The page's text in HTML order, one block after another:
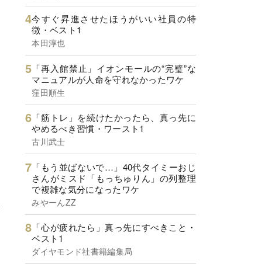
今すぐ昇進させたほうがいい社員の特
徴・ベスト1
本田淳也
「再入館禁止」イオンモールの“完璧”な
マニュアルが人命を守れなかったワケ
窪田順生
「筋トレ」を続けたかったら、真っ先に
やめるべき習慣・ワースト1
古川武士
「もう並ばないで…」40代タイミーおじ
さんがミスド「もっちゅりん」の列整理
で複雑な気分になったワケ
みやーんZZ
「心が疲れたら」真っ先にすべきこと・
ベスト1
ダイヤモンド社書籍編集局